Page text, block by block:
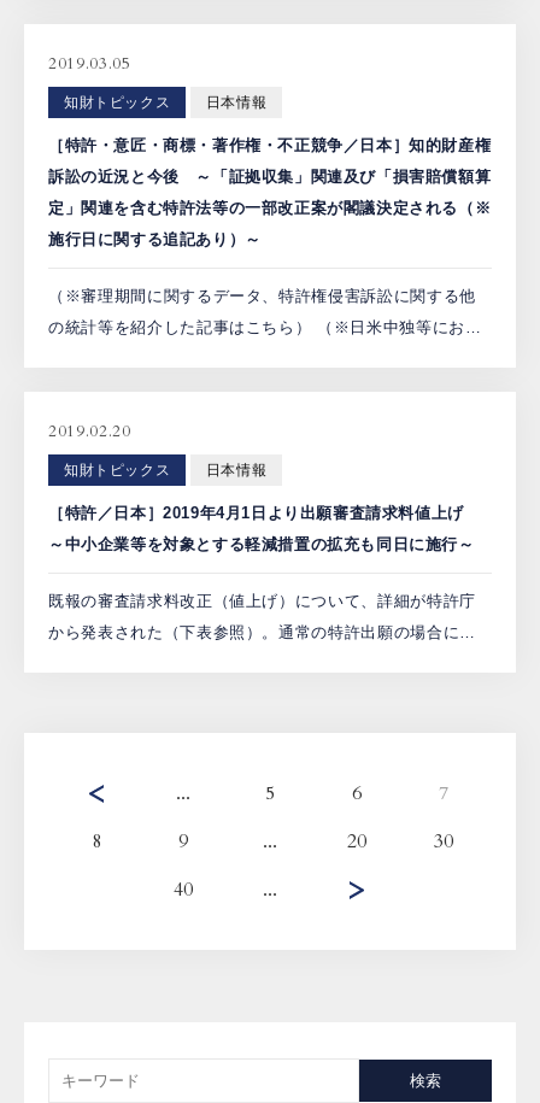
[…]
2019.03.05
知財トピックス 日本情報
［特許・意匠・商標・著作権・不正競争／日本］知的財産権
訴訟の近況と今後 ～「証拠収集」関連及び「損害賠償額算
定」関連を含む特許法等の一部改正案が閣議決定される（※
施行日に関する追記あり）～
（※審理期間に関するデータ、特許権侵害訴訟に関する他
の統計等を紹介した記事はこちら） （※日米中独等におけ
[…]
2019.02.20
知財トピックス 日本情報
［特許／日本］2019年4月1日より出願審査請求料値上げ
～中小企業等を対象とする軽減措置の拡充も同日に施行～
既報の審査請求料改正（値上げ）について、詳細が特許庁
から発表された（下表参照）。通常の特許出願の場合にお
... 5 6
7
8
9 ... 20
30
40
...
検索